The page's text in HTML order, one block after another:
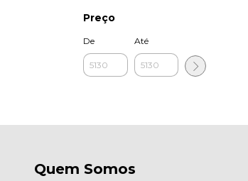
Preço
De Até
Quem Somos